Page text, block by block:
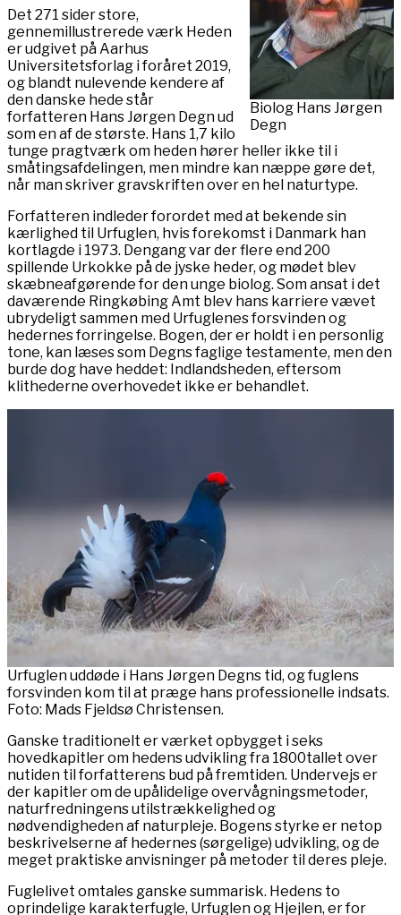
Biolog Hans Jørgen
Degn
Det 271 sider store,
gennemillustrerede værk Heden
er udgivet på Aarhus
Universitetsforlag i foråret 2019,
og blandt nulevende kendere af
den danske hede står
forfatteren Hans Jørgen Degn ud
som en af de største. Hans 1,7 kilo
tunge pragtværk om heden hører heller ikke til i
småtingsafdelingen, men mindre kan næppe gøre det,
når man skriver gravskriften over en hel naturtype.
Forfatteren indleder forordet med at bekende sin
kærlighed til Urfuglen, hvis forekomst i Danmark han
kortlagde i 1973. Dengang var der flere end 200
spillende Urkokke på de jyske heder, og mødet blev
skæbneafgørende for den unge biolog. Som ansat i det
daværende Ringkøbing Amt blev hans karriere vævet
ubrydeligt sammen med Urfuglenes forsvinden og
hedernes forringelse. Bogen, der er holdt i en personlig
tone, kan læses som Degns faglige testamente, men den
burde dog have heddet: Indlandsheden, eftersom
klithederne overhovedet ikke er behandlet.
Urfuglen uddøde i Hans Jørgen Degns tid, og fuglens
forsvinden kom til at præge hans professionelle indsats.
Foto: Mads Fjeldsø Christensen.
Ganske traditionelt er værket opbygget i seks
hovedkapitler om hedens udvikling fra 1800tallet over
nutiden til forfatterens bud på fremtiden. Undervejs er
der kapitler om de upålidelige overvågningsmetoder,
naturfredningens utilstrækkelighed og
nødvendigheden af naturpleje. Bogens styrke er netop
beskrivelserne af hedernes (sørgelige) udvikling, og de
meget praktiske anvisninger på metoder til deres pleje.
Fuglelivet omtales ganske summarisk. Hedens to
oprindelige karakterfugle, Urfuglen og Hjejlen, er for